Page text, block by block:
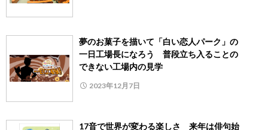
夢のお菓子を描いて「白い恋人パーク」の
一日工場長になろう 普段立ち入ることの
できない工場内の見学
2023年12月7日
17音で世界が変わる楽しさ 来年は俳句始